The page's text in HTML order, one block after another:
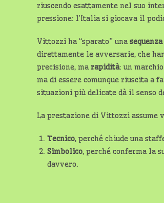
riuscendo esattamente nel suo
pressione: l’Italia si giocava il
Vittozzi ha “sparato” una
direttamente le avversarie, che
precisione, ma rapidità: un
ma di essere comunque riuscita a
situazioni più delicate dà il senso
La prestazione di Vittozzi assume
Tecnico, perché chiude una
Simbolico, perché conferma la
davvero.